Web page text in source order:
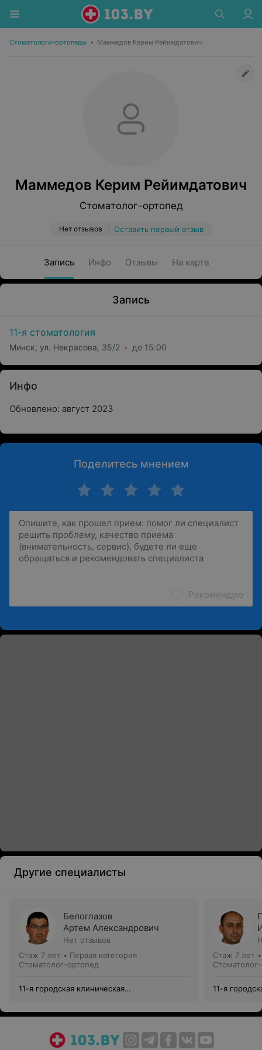
Стоматологи-ортопеды • Маммедов Керим Рейимдатович
Маммедов Керим Рейимдатович
Стоматолог-ортопед
Нет отзывов Оставить первый отзыв
Запись Инфо Отзывы На карте
Запись
11-я стоматология
Минск, ул. Некрасова, 35/2 до 15:00
Инфо
Обновлено: август 2023
Поделитесь мнением
Рекомендую
Другие специалисты
Белоглазов
Артем Александрович
Нет отзывов
Стаж 7 лет • Первая категория
Стоматолог-ортопед
11-я городская клиническая
Стаж 7 лет
11-я